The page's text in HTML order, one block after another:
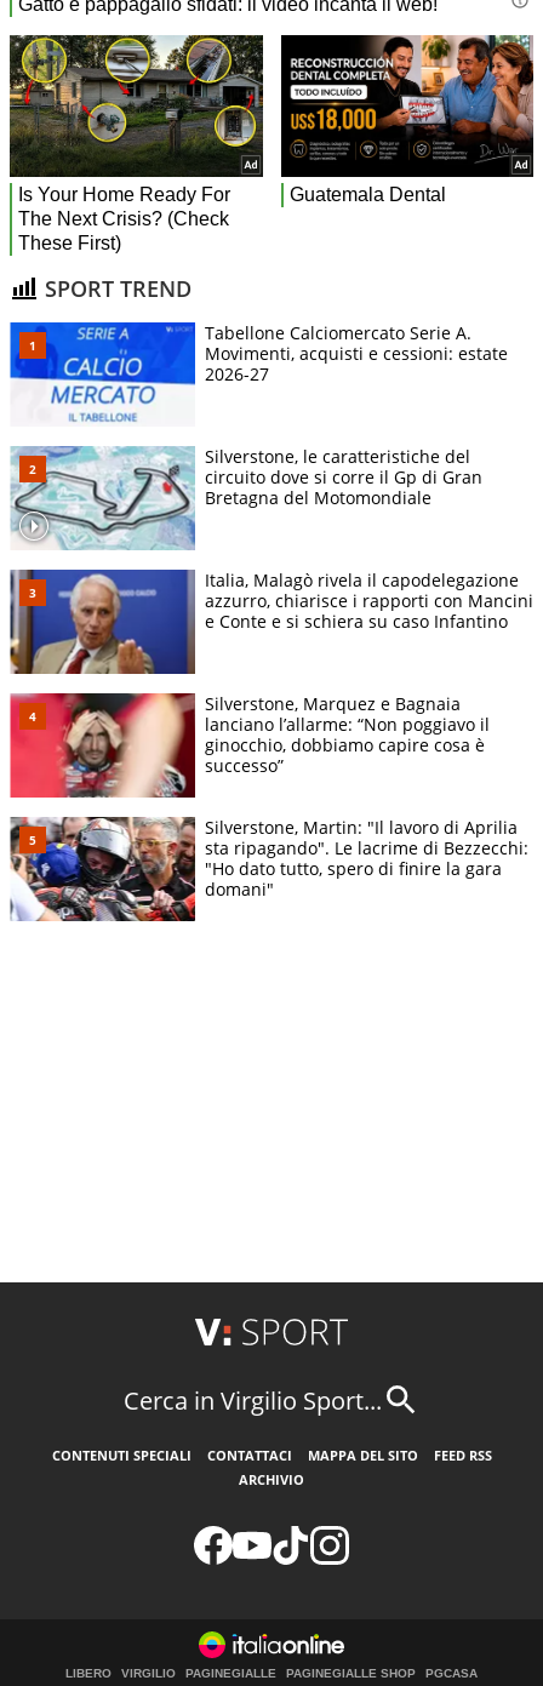
SPORT TREND
Tabellone Calciomercato Serie A.
Movimenti, acquisti e cessioni: estate
2026-27
Silverstone, le caratteristiche del
circuito dove si corre il Gp di Gran
Bretagna del Motomondiale
Italia, Malagò rivela il capodelegazione
azzurro, chiarisce i rapporti con Mancini
e Conte e si schiera su caso Infantino
Silverstone, Marquez e Bagnaia
lanciano l’allarme: “Non poggiavo il
ginocchio, dobbiamo capire cosa è
successo”
Silverstone, Martin: "Il lavoro di Aprilia
sta ripagando". Le lacrime di Bezzecchi:
"Ho dato tutto, spero di finire la gara
domani"
Cerca in Virgilio Sport...
CONTENUTI SPECIALI CONTATTACI MAPPA DEL SITO
FEED RSS
ARCHIVIO
LIBERO VIRGILIO PAGINEGIALLE PAGINEGIALLE SHOP PGCASA